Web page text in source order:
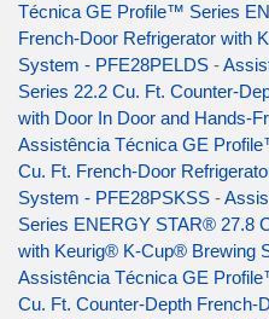
Técnica GE Profile™ Series
French-Door Refrigerator with
System - PFE28PELDS -
Series 22.2 Cu. Ft. Counter-
with Door In Door and Hands-
Assistência Técnica GE
Cu. Ft. French-Door
System - PFE28PSKSS -
Series ENERGY STAR® 27.8
with Keurig® K-Cup® Brewing
Assistência Técnica GE
Cu. Ft. Counter-Depth French-